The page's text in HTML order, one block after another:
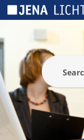
Panel de gestión de